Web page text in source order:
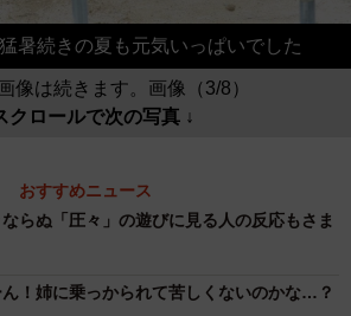
暑続きの夏も元気いっぱいでした
像は続きます。画像（3/8）
クロールで次の写真 ↓
おすすめニュース
ならぬ「圧々」の遊びに見る人の反応もさま
ん！姉に乗っかられて苦しくないのかな…？